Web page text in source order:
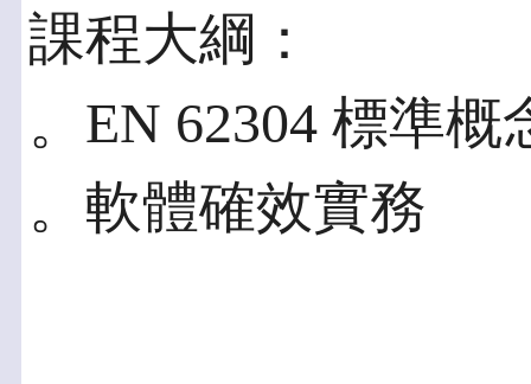
課程大綱：
。EN 62304 標準概
。軟體確效實務